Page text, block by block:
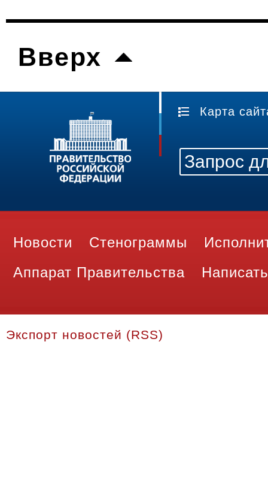
Вверх
Карта
Новости Стенограммы
Аппарат Правительства
Экспорт новостей (RSS)